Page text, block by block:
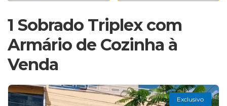
1 Sobrado Triplex com
Armário de Cozinha à
Venda
Exclusivo